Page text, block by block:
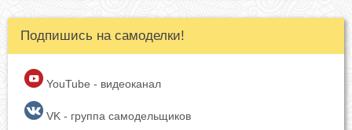
Подпишись на самоделки!
YouTube - видеоканал
VK - группа самодельщиков